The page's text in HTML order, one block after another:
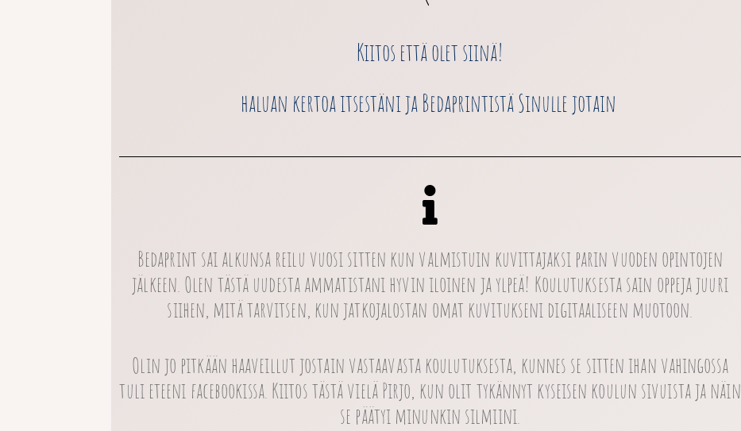
Kiitos että olet siinä!
haluan kertoa itsestäni ja Bedaprintistä Sinulle jotain
Bedaprint sai alkunsa reilu vuosi sitten kun valmistuin kuvittajaksi parin vuoden opintojen
jälkeen. Olen tästä uudesta ammatistani hyvin iloinen ja ylpeä! Koulutuksesta sain oppeja juuri
siihen, mitä tarvitsen, kun jatkojalostan omat kuvitukseni digitaaliseen muotoon.
Olin jo pitkään haaveillut jostain vastaavasta koulutuksesta, kunnes se sitten ihan vahingossa
tuli eteeni facebookissa. Kiitos tästä vielä Pirjo, kun olit tykännyt kyseisen koulun sivuista ja näin
se päätyi minunkin silmiini.